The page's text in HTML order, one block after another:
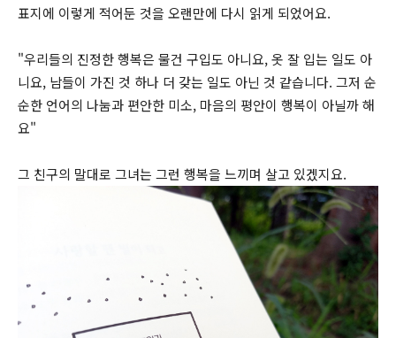
표지에 이렇게 적어둔 것을 오랜만에 다시 읽게 되었어요.
"우리들의 진정한 행복은 물건 구입도 아니요, 옷 잘 입는 일도 아
니요, 남들이 가진 것 하나 더 갖는 일도 아닌 것 같습니다. 그저 순
순한 언어의 나눔과 편안한 미소, 마음의 평안이 행복이 아닐까 해
요"
그 친구의 말대로 그녀는 그런 행복을 느끼며 살고 있겠지요.